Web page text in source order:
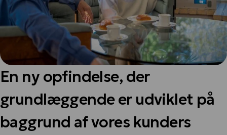
En ny opfindelse, der
grundlæggende er udviklet på
baggrund af vores kunders